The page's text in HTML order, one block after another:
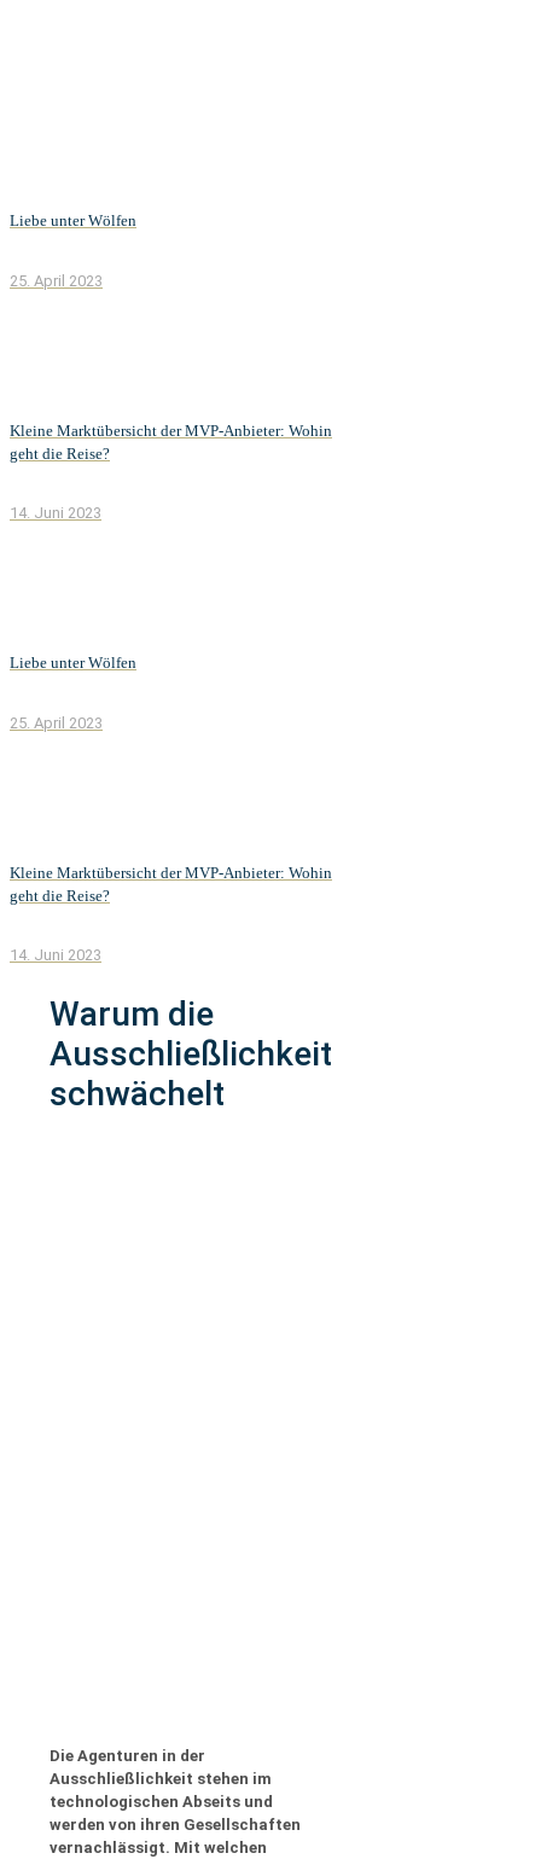
Liebe unter Wölfen
25. April 2023
Kleine Marktübersicht der MVP-Anbieter: Wohin
geht die Reise?
14. Juni 2023
Liebe unter Wölfen
25. April 2023
Kleine Marktübersicht der MVP-Anbieter: Wohin
geht die Reise?
14. Juni 2023
Warum die
Ausschließlichkeit
schwächelt
Die Agenturen in der
Ausschließlichkeit stehen im
technologischen Abseits und
werden von ihren Gesellschaften
vernachlässigt. Mit welchen